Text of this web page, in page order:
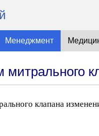
Менеджмент
клапана